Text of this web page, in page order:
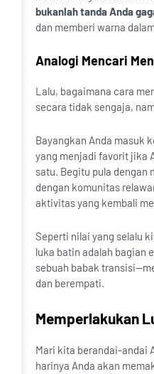
bukanlah tanda Anda
dan memberi warna
Analogi Mencari
Lalu, bagaimana cara
secara tidak sengaja,
Bayangkan Anda masuk
yang menjadi favorit jika
satu. Begitu pula dengan
dengan komunitas
aktivitas yang kembali
Seperti nilai yang selalu
luka batin adalah bagian
sebuah babak
dan berempati.
Memperlakukan
Mari kita berandai-andai
harinya Anda akan